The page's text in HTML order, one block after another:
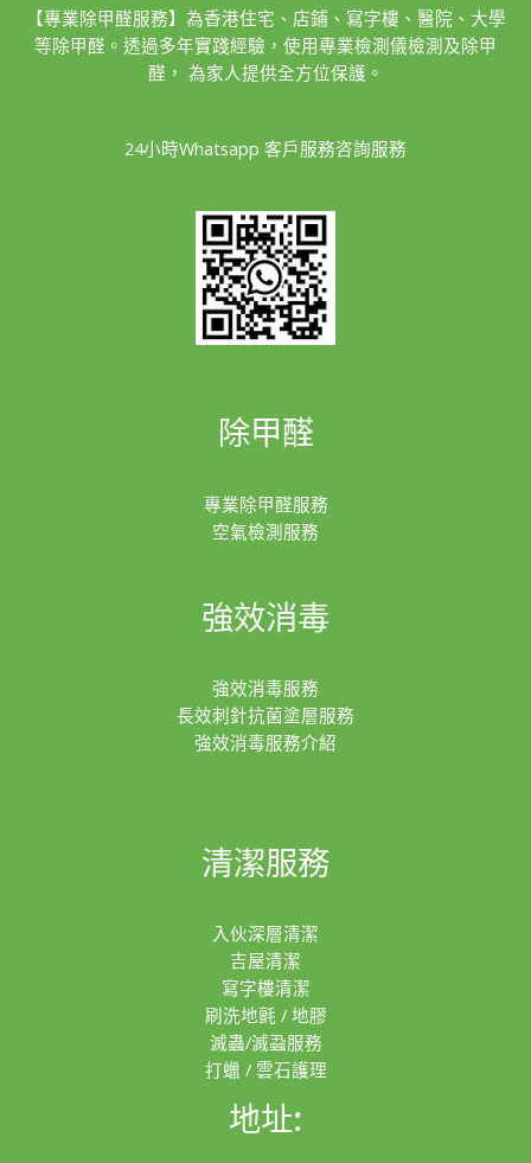
【專業除甲醛服務】為香港住宅、店鋪、寫字樓、醫院、大學
等除甲醛。透過多年實踐經驗，使用專業檢測儀檢測及除甲
醛， 為家人提供全方位保護。
24小時Whatsapp 客戶服務咨詢服務
除甲醛
專業除甲醛服務
空氣檢測服務
強效消毒
強效消毒服務
長效刺針抗菌塗層服務
強效消毒服務介紹
清潔服務
入伙深層清潔
吉屋清潔
寫字樓清潔
刷洗地氈 / 地膠
滅蟲/滅蝨服務
打蠟 / 雲石護理
地址: